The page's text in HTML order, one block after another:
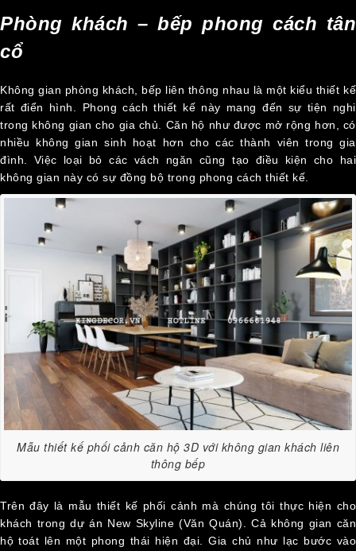
Phòng khách – bếp phong cách tân
cổ
Không gian phòng khách, bếp liên thông nhau là một kiểu thiết kế
rất điển hình. Phong cách thiết kế này mang đến sự tiện nghi
trong không gian cho gia chủ. Căn hộ như được mở rộng hơn, có
nhiều không gian sinh hoạt hơn cho các thành viên trong gia
đình. Việc loại bỏ các vách ngăn cũng tạo điều kiện cho hai
không gian này có sự đồng bộ trong phong cách thiết kế.
Mẫu thiết kế phối cảnh căn hộ 3D với không gian khách liên
thông bếp
Trên đây là mẫu thiết kế phối cảnh mà chúng tôi thực hiện cho
khách trong dự án New Skyline (Văn Quán). Cả không gian căn
hộ toát lên một phong thái hiện đại. Gia chủ như lạc bước vào